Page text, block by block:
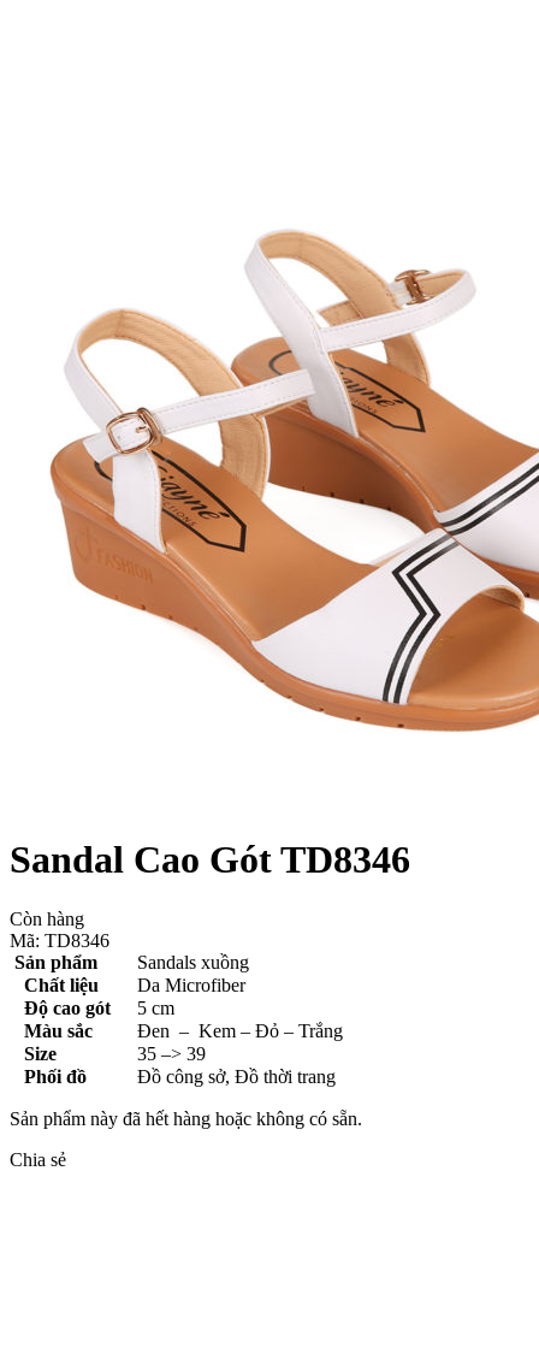
Sandal Cao Gót TD8346
Còn hàng
Mã: TD8346
Sản phẩm
Sandals xuồng
Chất liệu
Da Microfiber
Ðộ cao gót
5 cm
Màu sắc
Đen – Kem – Đỏ – Trắng
Size
35 –> 39
Phối đồ
Ðồ công sở, Đồ thời trang
Sản phẩm này đã hết hàng hoặc không có sẵn.
Chia sẻ